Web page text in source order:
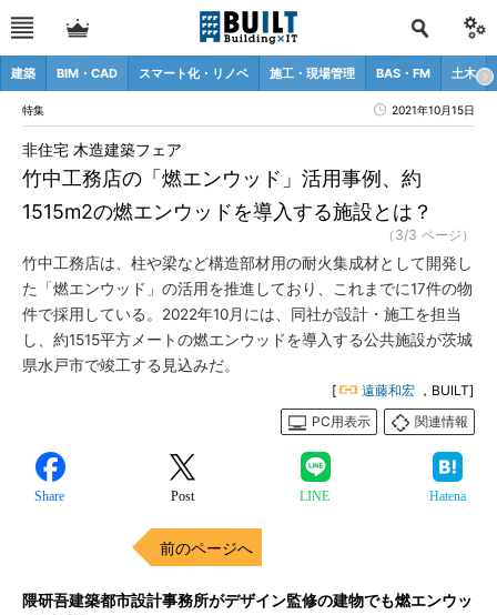
建築 BIM・CAD スマート化・リノベ 施工・現場管理 BAS・FM 土木
特集 2021年10月15日
竹中工務店の「燃エンウッド」活用事例、約
1515m2の燃エンウッドを導入する施設とは？
非住宅 木造建築フェア
（3/3 ページ）
竹中工務店は、柱や梁など構造部材用の耐火集成材として開発し
た「燃エンウッド」の活用を推進しており、これまでに17件の物
件で採用している。2022年10月には、同社が設計・施工を担当
し、約1515平方メートの燃エンウッドを導入する公共施設が茨城
県水戸市で竣工する見込みだ。
[ 遠藤和宏 ，BUILT]
PC用表示
関連情報
Share Post LINE Hatena
前のページへ
隈研吾建築都市設計事務所がデザイン監修の建物でも燃エンウッ